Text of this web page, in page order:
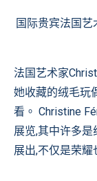
国际贵宾法国
法国艺术家
她收藏的绒毛玩
看。 Christine
展览,其中许多
展出,不仅是荣耀